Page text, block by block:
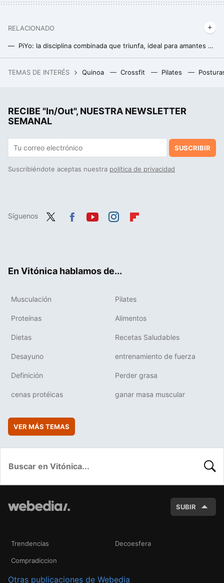
RELACIONADO
PiYo: la disciplina combinada que triunfa, ideal para amantes de pilates y yoga
Un joven de 19 años hackeó el iPhone, fue contratado por Apple y terminó despedido por no contestar a un correo
TEMAS DE INTERÉS Quinoa Crossfit Pilates
RECIBE "In/Out", NUESTRA NEWSLETTER
SEMANAL
SUSCRIBIR
Suscribiéndote aceptas nuestra política de privacidad
Síguenos
En Vitónica hablamos de...
Musculación Pilates
Proteínas Alimentos
Dietas Recetas Saludables
Desayuno entrenamiento de fuerza
Definición Perder grasa
cenas protéicas ganar masa muscular
VER MÁS TEMAS
SUBIR
Trendencias Decoesfera
Compradiccion
Otras publicaciones de Webedia